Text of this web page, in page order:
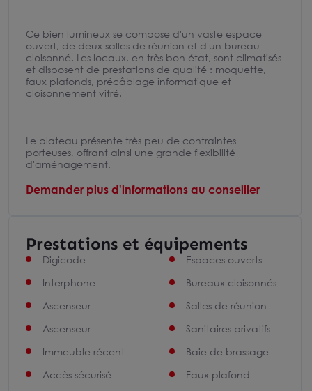
Ce bien lumineux se compose d'un vaste espace
ouvert, de deux salles de réunion et d'un bureau
cloisonné. Les locaux, en très bon état, sont climatisés
et disposent de prestations de qualité : moquette,
faux plafonds, précâblage informatique et
cloisonnement vitré.
Le plateau présente très peu de contraintes
porteuses, offrant ainsi une grande flexibilité
d'aménagement.
Demander plus d'informations au conseiller
Prestations et équipements
Digicode
Interphone
Ascenseur
Ascenseur
Immeuble récent
Accès sécurisé
Espaces ouverts
Bureaux cloisonnés
Salles de réunion
Sanitaires privatifs
Baie de brassage
Faux plafond